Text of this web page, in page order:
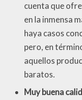
cuenta que
en la inmensa
haya casos
pero, en
aquellos
baratos.
Muy buena